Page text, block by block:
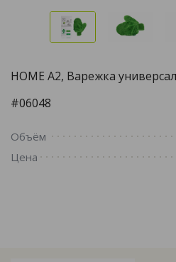
HOME A2, Варежка
#06048
Объём
Цена